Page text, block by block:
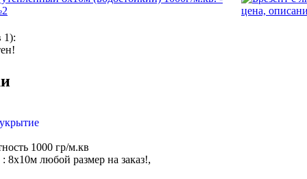
1):
1000 гр/м.кв
8х10м любой размер на заказ!,